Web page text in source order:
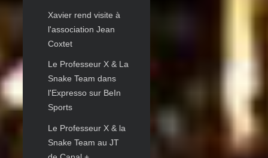
Xavier rend visite à
l'association Jean
Coxtet
Le Professeur X & La
Snake Team dans
l'Expresso sur BeIn
Sports
Le Professeur X & la
Snake Team au JT